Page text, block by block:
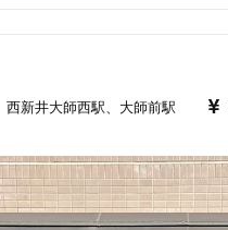
西新井大師西駅、大師前駅